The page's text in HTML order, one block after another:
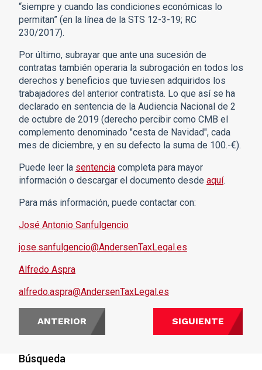
Búsqueda
“siempre y cuando las condiciones económicas lo
permitan” (en la línea de la STS 12-3-19; RC
230/2017).
Por último, subrayar que ante una sucesión de
contratas también operaria la subrogación en todos los
derechos y beneficios que tuviesen adquiridos los
trabajadores del anterior contratista. Lo que así se ha
declarado en sentencia de la Audiencia Nacional de 2
de octubre de 2019 (derecho percibir como CMB el
complemento denominado "cesta de Navidad", cada
mes de diciembre, y en su defecto la suma de 100.-€).
Puede leer la sentencia completa para mayor
información o descargar el documento desde aquí.
Para más información, puede contactar con:
José Antonio Sanfulgencio
jose.sanfulgencio@AndersenTaxLegal.es
Alfredo Aspra
alfredo.aspra@AndersenTaxLegal.es
ANTERIOR SIGUIENTE